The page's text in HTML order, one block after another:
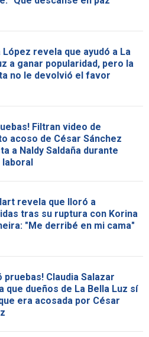
López revela que ayudó a La
a ganar popularidad, pero la
no le devolvió el favor
Filtran video de
acoso de César Sánchez
a Naldy Saldaña durante
revela que lloró a
tras su ruptura con Korina
"Me derribé en mi cama"
pruebas! Claudia Salazar
que dueños de La Bella Luz sí
era acosada por César